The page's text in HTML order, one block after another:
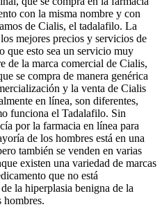
con la misma nombre y con
de Cialis, el tadalafilo. La
mejores precios y servicios de
que esto sea un servicio muy
de la marca comercial de Cialis,
se compra de manera genérica
y la venta de Cialis
en línea, son diferentes,
funciona el Tadalafilo. Sin
por la farmacia en línea para
de los hombres está en una
también se venden en varias
existen una variedad de marcas
que no está
la hiperplasia benigna de la
hombres.